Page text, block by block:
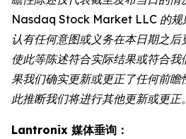
Nasdaq Stock Market LLC 的规
认有任何意图或义务在本日期之
使此等陈述符合实际结果或符合
果我们确实更新或更正了任何前
此推断我们将进行其他更新或更正。
Lantronix 媒体垂询：